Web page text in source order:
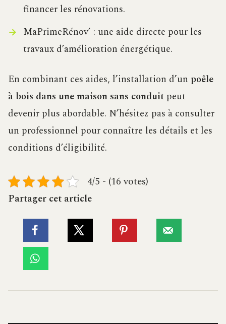
financer les rénovations.
MaPrimeRénov’ : une aide directe pour les
travaux d’amélioration énergétique.
En combinant ces aides, l’installation d’un poêle
à bois dans une maison sans conduit peut
devenir plus abordable. N’hésitez pas à consulter
un professionnel pour connaître les détails et les
conditions d’éligibilité.
4/5 - (16 votes)
Partager cet article